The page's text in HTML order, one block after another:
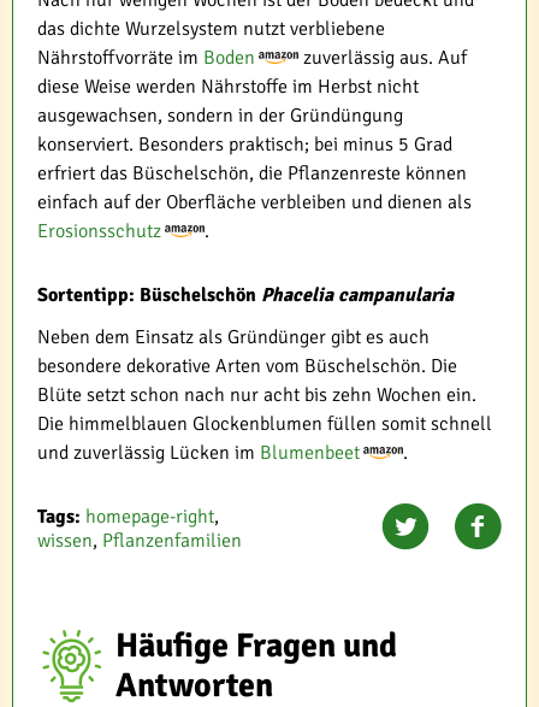
das dichte Wurzelsystem nutzt verbliebene
Nährstoffvorräte im Boden
zuverlässig aus. Auf
diese Weise werden Nährstoffe im Herbst nicht
ausgewachsen, sondern in der Gründüngung
konserviert. Besonders praktisch; bei minus 5 Grad
erfriert das Büschelschön, die Pflanzenreste können
einfach auf der Oberfläche verbleiben und dienen als
Erosionsschutz
.
Sortentipp: Büschelschön Phacelia campanularia
Neben dem Einsatz als Gründünger gibt es auch
besondere dekorative Arten vom Büschelschön. Die
Blüte setzt schon nach nur acht bis zehn Wochen ein.
Die himmelblauen Glockenblumen füllen somit schnell
und zuverlässig Lücken im Blumenbeet .
Tags: homepage-right,
wissen, Pflanzenfamilien
Häufige Fragen und
Antworten